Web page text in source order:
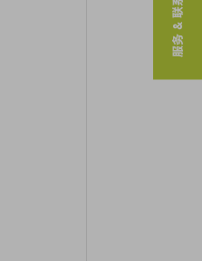
服务 & 联系人